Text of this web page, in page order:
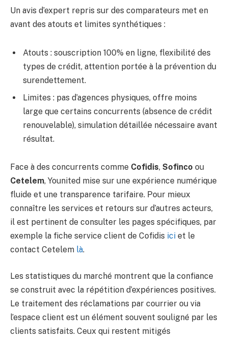
Un avis d’expert repris sur des comparateurs met en
avant des atouts et limites synthétiques :
Atouts : souscription 100% en ligne, flexibilité des
types de crédit, attention portée à la prévention du
surendettement.
Limites : pas d’agences physiques, offre moins
large que certains concurrents (absence de crédit
renouvelable), simulation détaillée nécessaire avant
résultat.
Face à des concurrents comme Cofidis, Sofinco ou
Cetelem, Younited mise sur une expérience numérique
fluide et une transparence tarifaire. Pour mieux
connaître les services et retours sur d’autres acteurs,
il est pertinent de consulter les pages spécifiques, par
exemple la fiche service client de Cofidis ici et le
contact Cetelem là.
Les statistiques du marché montrent que la confiance
se construit avec la répétition d’expériences positives.
Le traitement des réclamations par courrier ou via
l’espace client est un élément souvent souligné par les
clients satisfaits. Ceux qui restent mitigés